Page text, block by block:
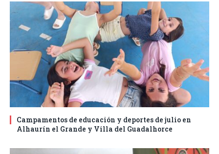
Campamentos de educación y deportes de julio en
Alhaurín el Grande y Villa del Guadalhorce